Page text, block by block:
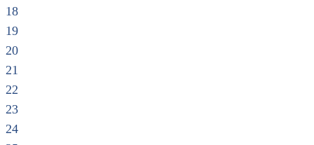
18
19
20
21
22
23
24